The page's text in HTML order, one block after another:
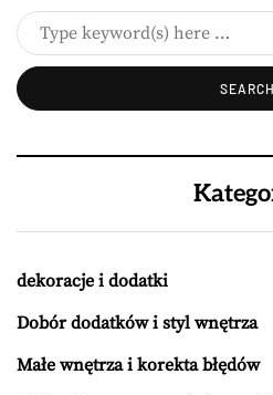
dekoracje i dodatki
Dobór dodatków i styl wnętrza
Małe wnętrza i korekta błędów